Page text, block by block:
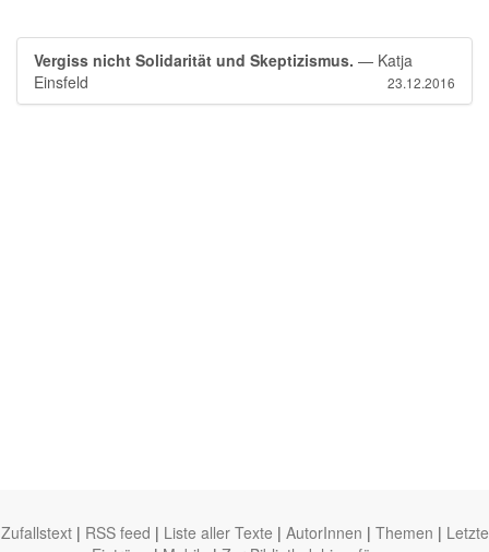
Vergiss nicht Solidarität und Skeptizismus. — Katja
Einsfeld
23.12.2016
Zufallstext | RSS feed | Liste aller Texte | AutorInnen | Themen | Letzte